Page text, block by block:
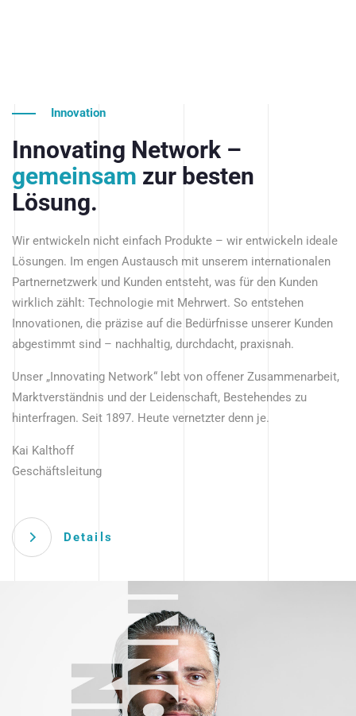
Innovation
Innovating Network –
gemeinsam zur besten
Lösung.
Wir entwickeln nicht einfach Produkte – wir entwickeln ideale
Lösungen. Im engen Austausch mit unserem internationalen
Partnernetzwerk und Kunden entsteht, was für den Kunden
wirklich zählt: Technologie mit Mehrwert. So entstehen
Innovationen, die präzise auf die Bedürfnisse unserer Kunden
abgestimmt sind – nachhaltig, durchdacht, praxisnah.
Unser „Innovating Network“ lebt von offener Zusammenarbeit,
Marktverständnis und der Leidenschaft, Bestehendes zu
hinterfragen. Seit 1897. Heute vernetzter denn je.
Kai Kalthoff
Geschäftsleitung
Details